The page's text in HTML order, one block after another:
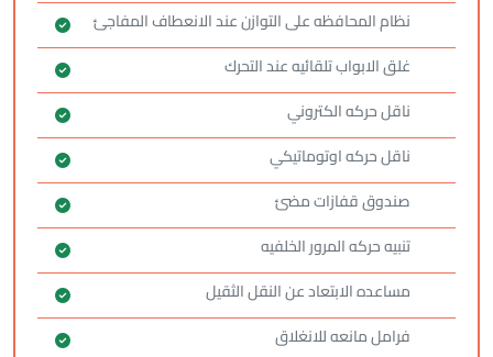
نظام المحافظه على التوازن عند الانعطاف المفاجئ
غلق الابواب تلقائيه عند التحرك
ناقل حركه الكتروني
ناقل حركه اوتوماتيكي
صندوق قفازات مضئ
تنبيه حركه المرور الخلفيه
مساعده الابتعاد عن النقل الثقيل
فرامل مانعه للانغلاق